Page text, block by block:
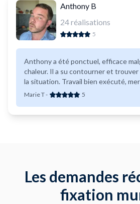
Anthony B
24réalisations
5
Anthony a été ponctuel, efficace
chaleur. Il a su contourner et
la situation. Travail bien exécuté,
Marie T- 5
Les demandes
fixation